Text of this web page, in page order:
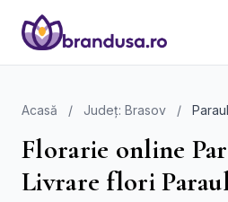
Acasă / Județ: Brasov /
Florarie online
Livrare flori